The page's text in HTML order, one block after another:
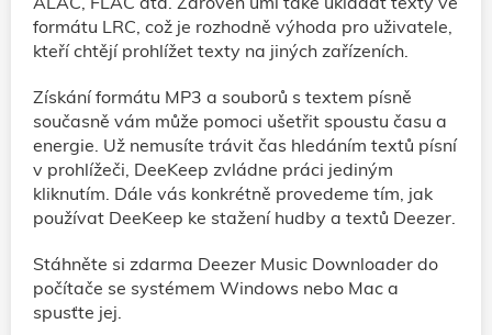
formátu LRC, což je rozhodně výhoda pro uživatele,
kteří chtějí prohlížet texty na jiných zařízeních.
Získání formátu MP3 a souborů s textem písně
současně vám může pomoci ušetřit spoustu času a
energie. Už nemusíte trávit čas hledáním textů písní
v prohlížeči, DeeKeep zvládne práci jediným
kliknutím. Dále vás konkrétně provedeme tím, jak
používat DeeKeep ke stažení hudby a textů Deezer.
Stáhněte si zdarma Deezer Music Downloader do
počítače se systémem Windows nebo Mac a
spusťte jej.